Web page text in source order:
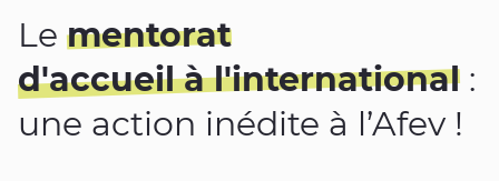
Le mentorat
d'accueil à l'international :
une action inédite à l’Afev !